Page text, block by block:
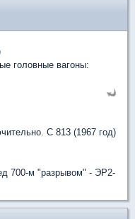
головные вагоны:
С 813 (1967 год)
700-м "разрывом" - ЭР2-